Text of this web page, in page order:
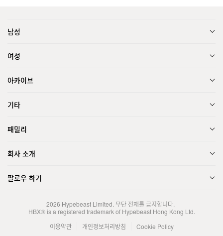
남성
여성
아카이브
기타
패밀리
회사 소개
팔로우 하기
2026 Hypebeast Limited. 무단 전재를 금지합니다.
HBX® is a registered trademark of Hypebeast Hong Kong Ltd.
이용약관
개인정보처리방침 Cookie Policy